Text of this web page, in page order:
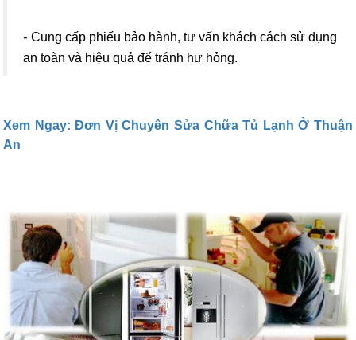
- Cung cấp phiếu bảo hành, tư vấn khách cách sử dụng
an toàn và hiệu quả để tránh hư hỏng.
Xem Ngay: Đơn Vị Chuyên Sửa Chữa Tủ Lạnh Ở Thuận
An